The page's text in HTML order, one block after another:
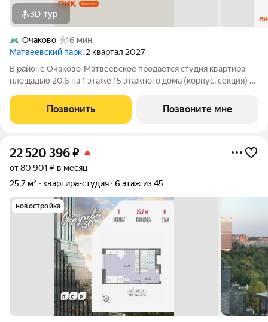
3D-тур
Очаково
16 мин.
Матвеевский парк, 2 квартал 2027
В районе Очаково-Матвеевское продаётся студия квартира
площадью 20.6 на 1 этаже 15 этажного дома (корпус, секция) в
минуты пешком до станции метро «Аминьевская». 20 минут
пешком до МЦД-4
Позвонить Позвоните мне
22 520 396₽
от 80 901 ₽ в месяц
25,7 м²
квартира-студия 6 этаж из 45
новостройка